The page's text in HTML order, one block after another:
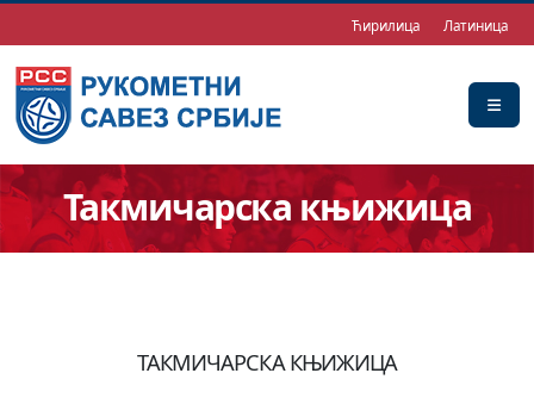
Ћирилица Латиница
Такмичарска књижица
ТАКМИЧАРСКА КЊИЖИЦА